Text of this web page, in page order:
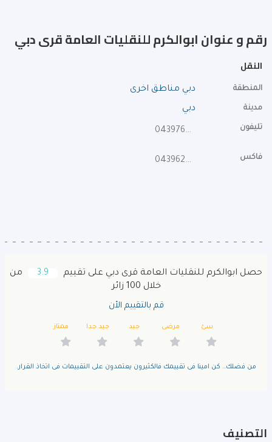
رقم و عنوان ابوالكرم للنقليات العامة قرى دبي
النقل
المنطقة دبي مناطق اخرى
مدينة دبي
تليفون 043976808
فاكس 043962919
حصل ابوالكرم للنقليات العامة قرى دبي على تقييم 3.9
من
خلال 100 زائر
قم بالتقييم الأن
سئ مرضى جيد جيد جدا ممتاز
من فضلك.. كن امينا فى تقييمك فالكثيرون يعتمدون على التقييمات فى اتخاذ القرار.
التصنيف